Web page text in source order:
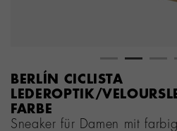
BERLÍN CICLISTA
LEDEROPTIK/
FARBE
Sneaker für Damen mit